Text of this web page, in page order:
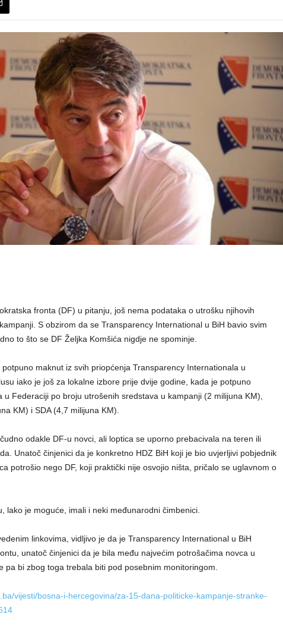
fronta (DF) u pitanju, još nema podataka o utrošku njihovih
S obzirom da se Transparency International u BiH bavio svim
to što se DF Željka Komšića nigdje ne spominje.
maknut iz svih priopćenja Transparency Internationala u
iako je još za lokalne izbore prije dvije godine, kada je potpuno
u Federaciji po broju utrošenih sredstava u kampanji (2 milijuna KM),
KM) i SDA (4,7 milijuna KM).
odakle DF-u novci, ali loptica se uporno prebacivala na teren ili
Unatoč činjenici da je konkretno HDZ BiH koji je bio uvjerljivi pobjednik
potrošio nego DF, koji praktički nije osvojio ništa, pričalo se uglavnom o
lako je moguće, imali i neki međunarodni čimbenici.
linkovima, vidljivo je da je Transparency International u BiH
unatoč činjenici da je bila među najvećim potrošačima novca u
pa bi zbog toga trebala biti pod posebnim monitoringom.
vijesti/bosna-i-hercegovina/za-15-dana-politicke-kampanje-stranke-